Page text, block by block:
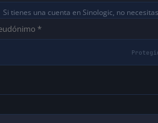
Si tienes una cuenta en Sinologic, no